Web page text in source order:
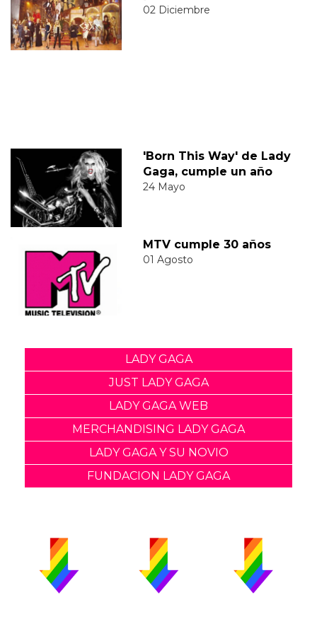
02 Diciembre
'Born This Way' de Lady
Gaga, cumple un año
24 Mayo
MTV cumple 30 años
01 Agosto
LADY GAGA
JUST LADY GAGA
LADY GAGA WEB
MERCHANDISING LADY GAGA
LADY GAGA Y SU NOVIO
FUNDACION LADY GAGA